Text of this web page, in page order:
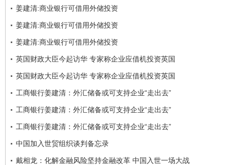
姜建清:商业银行可借用外储投资
姜建清:商业银行可借用外储投资
姜建清:商业银行可借用外储投资
英国财政大臣今起访华 专家称企业应借机投资英国
英国财政大臣今起访华 专家称企业应借机投资英国
工商银行姜建清：外汇储备或可支持企业“走出去”
工商银行姜建清：外汇储备或可支持企业“走出去”
工商银行姜建清：外汇储备或可支持企业“走出去”
中国加入世贸组织谈判备忘录
戴相龙：化解金融风险坚持金融改革 中国入世一场大战